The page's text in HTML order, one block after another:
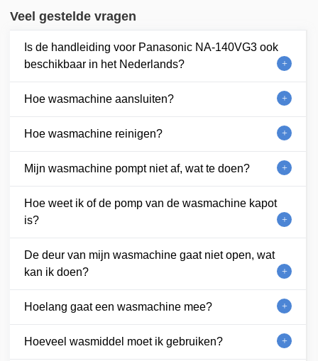
Veel gestelde vragen
Is de handleiding voor Panasonic NA-140VG3 ook
beschikbaar in het Nederlands?
Hoe wasmachine aansluiten?
Hoe wasmachine reinigen?
Mijn wasmachine pompt niet af, wat te doen?
Hoe weet ik of de pomp van de wasmachine kapot
is?
De deur van mijn wasmachine gaat niet open, wat
kan ik doen?
Hoelang gaat een wasmachine mee?
Hoeveel wasmiddel moet ik gebruiken?